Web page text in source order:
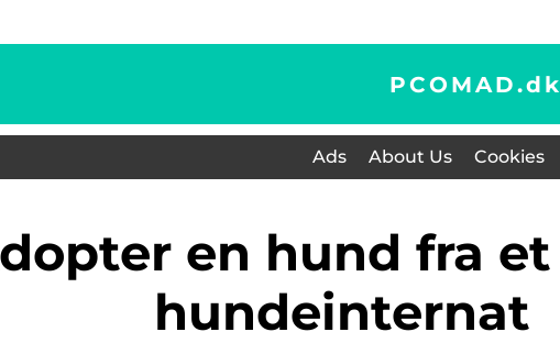
PCOMAD.dk
Ads About Us Cookies
hundeinternat